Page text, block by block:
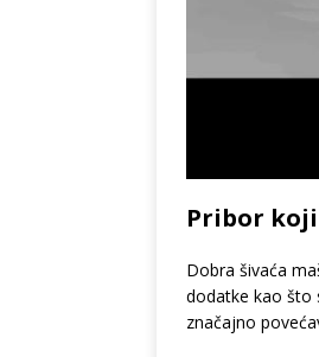
Pribor
Dobra šivaća
dodatke kao što
značajno